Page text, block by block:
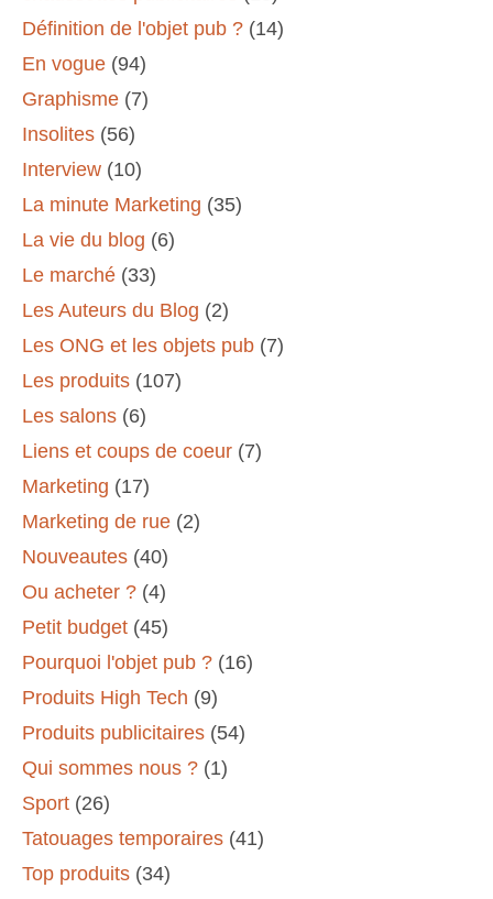
Définition de l'objet pub ? (14)
En vogue (94)
Graphisme (7)
Insolites (56)
Interview (10)
La minute Marketing (35)
La vie du blog (6)
Le marché (33)
Les Auteurs du Blog (2)
Les ONG et les objets pub (7)
Les produits (107)
Les salons (6)
Liens et coups de coeur (7)
Marketing (17)
Marketing de rue (2)
Nouveautes (40)
Ou acheter ? (4)
Petit budget (45)
Pourquoi l'objet pub ? (16)
Produits High Tech (9)
Produits publicitaires (54)
Qui sommes nous ? (1)
Sport (26)
Tatouages temporaires (41)
Top produits (34)